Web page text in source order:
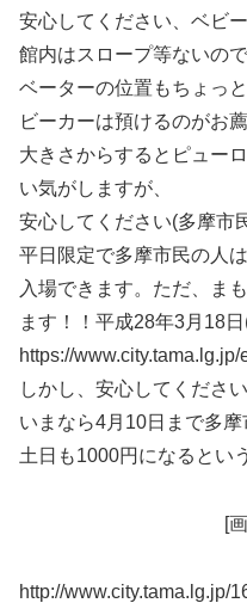
安心してください、ベビ
館内はスロープ等ないの
ベーターの位置もちょっ
ビーカーは預けるのがお薦
大きさからするとピュー
い気がしますが、
安心してください(多摩市
平日限定で多摩市民の人
入場できます。ただ、ま
ます！！平成28年3月18
https://
しかし、安心してください
いまなら4月10日まで多
土日も1000円になるとい
[
http://www.city.tama.lg.jp/